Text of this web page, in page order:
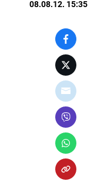
08.08.12. 15:35